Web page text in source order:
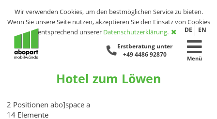
Wir verwenden Cookies, um den bestmöglichen Service zu bieten.
Wenn Sie unsere Seite nutzen, akzeptieren Sie den Einsatz von Cookies
entsprechend unserer Datenschutzerklärung. DE EN
Erstberatung unter
+49 4486 92870
Menü
Hotel zum Löwen
2 Positionen abo]space a
14 Elemente